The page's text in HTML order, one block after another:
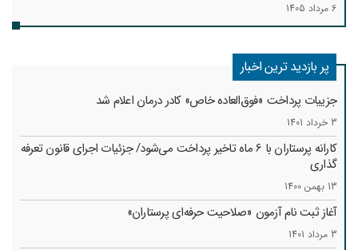
6 مرداد 1405
پر بازدید ترین اخبار
جزییات پرداخت «فوق‌العاده خاص» کادر درمان اعلام شد
3 خرداد 1401
کارانه‌ پرستاران با 6 ماه تاخیر پرداخت می‌شود/ جزئیات اجرای قانون تعرفه
گذاری
13 بهمن 1400
آغاز ثبت نام آزمون «صلاحیت حرفه‌ای پرستاران»
3 مرداد 1401